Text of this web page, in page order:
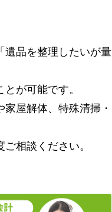
遺品を整理したいが量
が可能です。
屋解体、特殊清掃・
相談ください。